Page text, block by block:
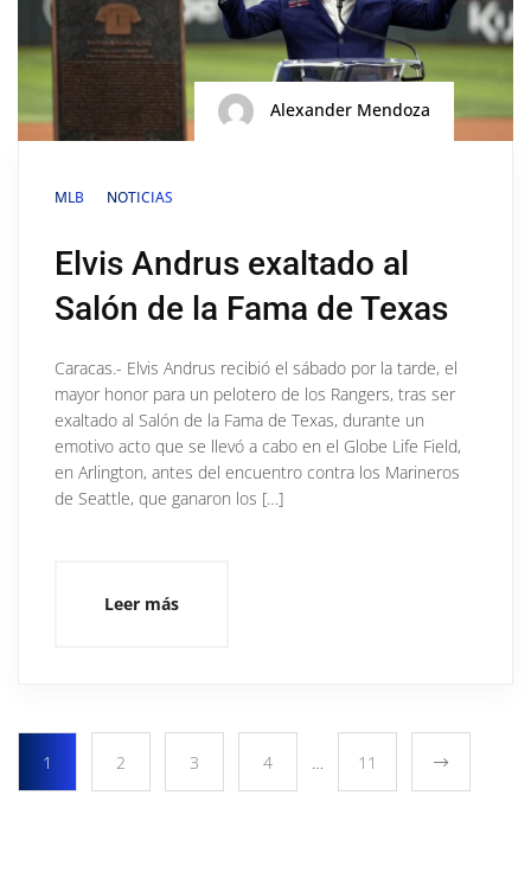
Alexander Mendoza
MLB NOTICIAS
Elvis Andrus exaltado al
Salón de la Fama de Texas
Caracas.- Elvis Andrus recibió el sábado por la tarde, el
mayor honor para un pelotero de los Rangers, tras ser
exaltado al Salón de la Fama de Texas, durante un
emotivo acto que se llevó a cabo en el Globe Life Field,
en Arlington, antes del encuentro contra los Marineros
de Seattle, que ganaron los […]
Leer más
1 2 3 4 … 11